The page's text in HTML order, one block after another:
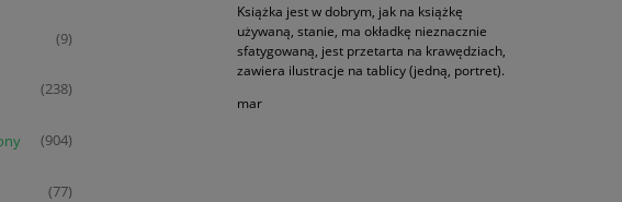
(9)
(238)
(904)
(77)
Książka jest w dobrym, jak na książkę
używaną, stanie, ma okładkę nieznacznie
sfatygowaną, jest przetarta na krawędziach,
zawiera ilustracje na tablicy (jedną, portret).
mar